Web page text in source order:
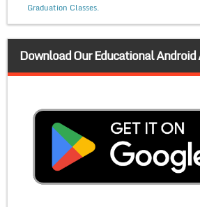
Graduation Classes.
Download Our Educational Android